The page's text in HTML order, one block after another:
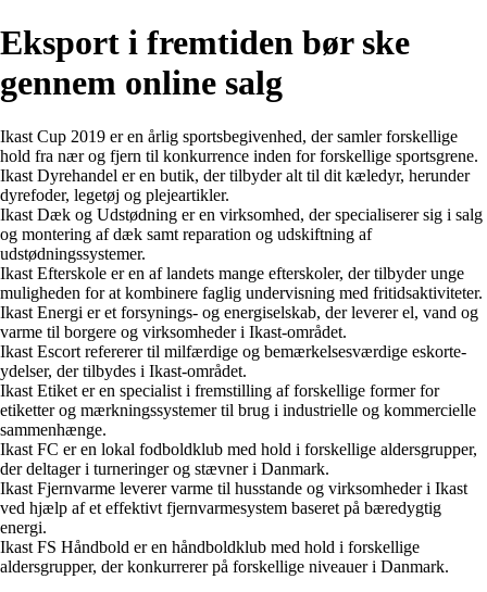
Eksport i fremtiden bør ske
gennem online salg
Ikast Cup 2019 er en årlig sportsbegivenhed, der samler forskellige
hold fra nær og fjern til konkurrence inden for forskellige sportsgrene.
Ikast Dyrehandel er en butik, der tilbyder alt til dit kæledyr, herunder
dyrefoder, legetøj og plejeartikler.
Ikast Dæk og Udstødning er en virksomhed, der specialiserer sig i salg
og montering af dæk samt reparation og udskiftning af
udstødningssystemer.
Ikast Efterskole er en af landets mange efterskoler, der tilbyder unge
muligheden for at kombinere faglig undervisning med fritidsaktiviteter.
Ikast Energi er et forsynings- og energiselskab, der leverer el, vand og
varme til borgere og virksomheder i Ikast-området.
Ikast Escort refererer til milfærdige og bemærkelsesværdige eskorte-
ydelser, der tilbydes i Ikast-området.
Ikast Etiket er en specialist i fremstilling af forskellige former for
etiketter og mærkningssystemer til brug i industrielle og kommercielle
sammenhænge.
Ikast FC er en lokal fodboldklub med hold i forskellige aldersgrupper,
der deltager i turneringer og stævner i Danmark.
Ikast Fjernvarme leverer varme til husstande og virksomheder i Ikast
ved hjælp af et effektivt fjernvarmesystem baseret på bæredygtig
energi.
Ikast FS Håndbold er en håndboldklub med hold i forskellige
aldersgrupper, der konkurrerer på forskellige niveauer i Danmark.